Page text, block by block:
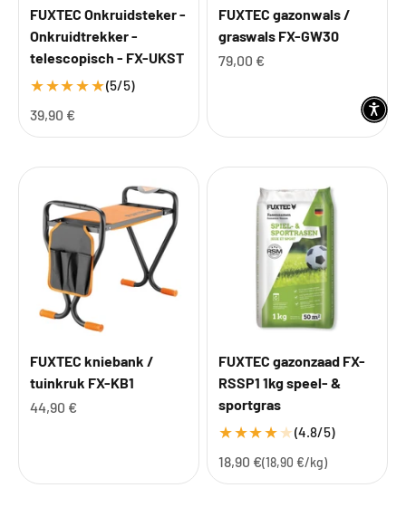
FUXTEC Onkruidsteker -
Onkruidtrekker -
telescopisch - FX-UKST
★★★★★(5/5)
Aanbiedingsprijs
39,90 €
FUXTEC gazonwals /
graswals FX-GW30
Aanbiedingsprijs
79,00 €
FUXTEC kniebank /
tuinkruk FX-KB1
Aanbiedingsprijs
44,90 €
FUXTEC gazonzaad FX-
RSSP1 1kg speel- &
sportgras
★★★★★(4.8/5)
Aanbiedingsprijs
18,90 €(18,90 €/kg)